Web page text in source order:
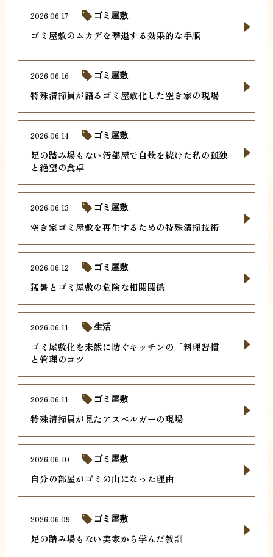
ゴミ屋敷のムカデを撃退する効果的な手順
2026.06.17 ゴミ屋敷
特殊清掃員が語るゴミ屋敷化した空き家の現場
2026.06.16 ゴミ屋敷
足の踏み場もない汚部屋で自炊を続けた私の孤独
と絶望の食卓
2026.06.14 ゴミ屋敷
空き家ゴミ屋敷を再生するための特殊清掃技術
2026.06.13 ゴミ屋敷
猛暑とゴミ屋敷の危険な相関関係
2026.06.12 ゴミ屋敷
ゴミ屋敷化を未然に防ぐキッチンの「料理習慣」
と管理のコツ
2026.06.11 生活
特殊清掃員が見たアスペルガーの現場
2026.06.11 ゴミ屋敷
自分の部屋がゴミの山になった理由
2026.06.10 ゴミ屋敷
足の踏み場もない実家から学んだ教訓
2026.06.09 ゴミ屋敷